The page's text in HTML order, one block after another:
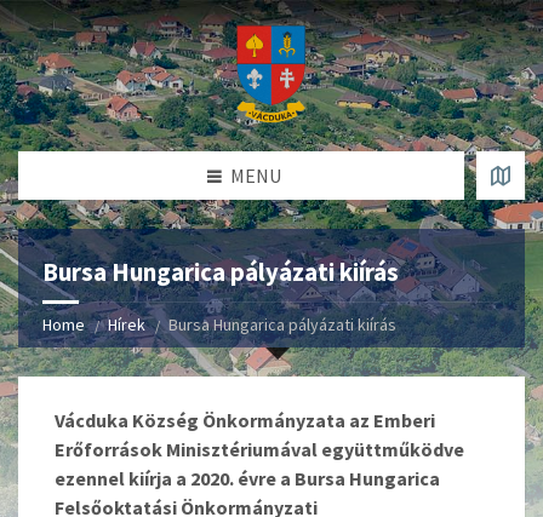
MENU
Bursa Hungarica pályázati kiírás
Home Hírek Bursa Hungarica pályázati kiírás
Vácduka Község Önkormányzata az Emberi
Erőforrások Minisztériumával együttműködve
ezennel kiírja a 2020. évre a Bursa Hungarica
Felsőoktatási Önkormányzati